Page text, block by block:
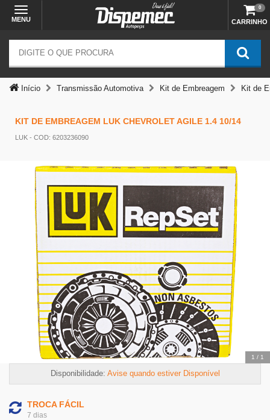
MENU CARRINHO
0
Início Transmissão Automotiva Kit de Embreagem Kit de
KIT DE EMBREAGEM LUK CHEVROLET AGILE 1.4 10/14
LUK - COD: 6203236090
1 / 1
Disponibilidade: Avise quando estiver Disponível
TROCA FÁCIL
7 dias
Temos outras opções mais
adequadas